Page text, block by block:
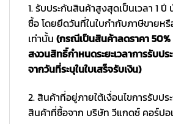
1. รับประกันสินค้าสูงสุดเป็นเวลา 1
ซื้อ โดยยึดวันที่ในใบกำกับภาษีขายหรื
เท่านั้น (กรณีเป็นสินค้าลดราคา
สงวนสิทธิ์กำหนดระยะเวลาการรับป
จากวันที่ระบุในใบเสร็จรับเงิน)
2. สินค้าที่อยู่ภายใต้เงื่อนไขการรับปร
สินค้าที่ซื้อจาก บริษัท วีแกดซ์ คอร์ปอ